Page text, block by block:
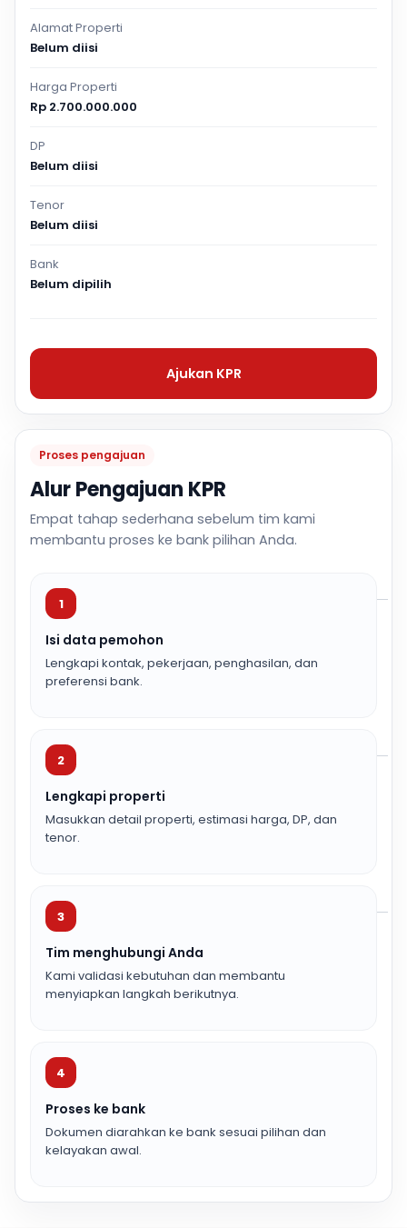
Proses pengajuan
Alur Pengajuan KPR
Empat tahap sederhana sebelum tim kami
membantu proses ke bank pilihan Anda.
1
Isi data pemohon
Lengkapi kontak, pekerjaan, penghasilan, dan
preferensi bank.
2
Lengkapi properti
Masukkan detail properti, estimasi harga, DP, dan
tenor.
3
Tim menghubungi Anda
Kami validasi kebutuhan dan membantu
menyiapkan langkah berikutnya.
4
Proses ke bank
Dokumen diarahkan ke bank sesuai pilihan dan
kelayakan awal.
Alamat Properti
Belum diisi
Harga Properti
Rp 2.700.000.000
DP
Belum diisi
Tenor
Belum diisi
Bank
Belum dipilih
Ajukan KPR